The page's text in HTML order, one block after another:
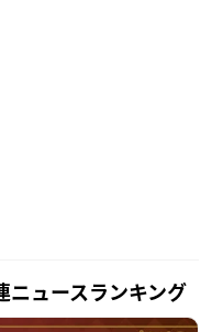
ニュースランキング